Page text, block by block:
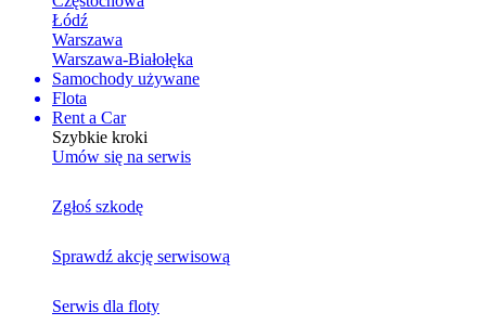
Łódź
Warszawa
Warszawa-Białołęka
Samochody używane
Flota
Rent a Car
Szybkie kroki
Umów się na serwis
Zgłoś szkodę
Sprawdź akcję serwisową
Serwis dla floty